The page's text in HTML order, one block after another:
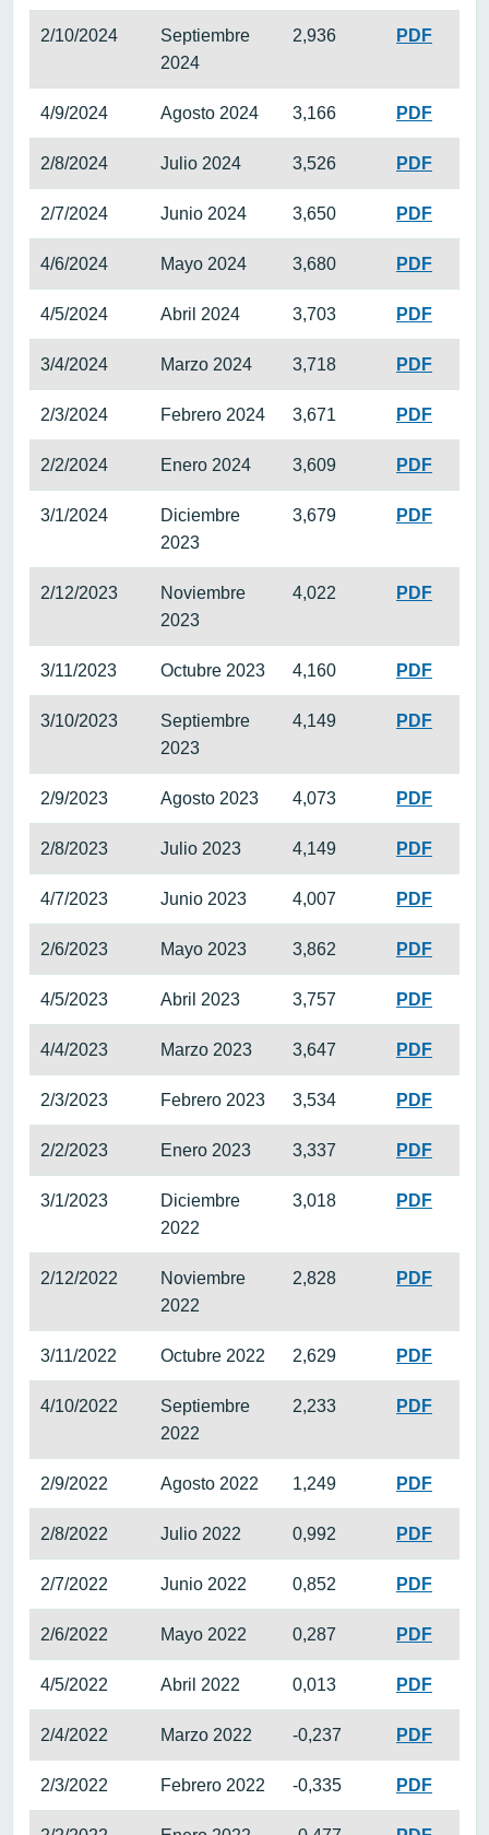
2/10/2024
Septiembre
2024
2,936 PDF
4/9/2024 Agosto 2024 3,166 PDF
2/8/2024 Julio 2024 3,526 PDF
2/7/2024 Junio 2024 3,650 PDF
4/6/2024 Mayo 2024 3,680 PDF
4/5/2024 Abril 2024 3,703 PDF
3/4/2024 Marzo 2024 3,718 PDF
2/3/2024 Febrero 2024 3,671 PDF
2/2/2024 Enero 2024 3,609 PDF
3/1/2024
Diciembre
2023
3,679 PDF
2/12/2023
Noviembre
2023
4,022 PDF
3/11/2023 Octubre 2023 4,160 PDF
3/10/2023
Septiembre
2023
4,149 PDF
2/9/2023 Agosto 2023 4,073 PDF
2/8/2023 Julio 2023 4,149 PDF
4/7/2023 Junio 2023 4,007 PDF
2/6/2023 Mayo 2023 3,862 PDF
4/5/2023 Abril 2023 3,757 PDF
4/4/2023 Marzo 2023 3,647 PDF
2/3/2023 Febrero 2023 3,534 PDF
2/2/2023 Enero 2023 3,337 PDF
3/1/2023
Diciembre
2022
3,018 PDF
2/12/2022
Noviembre
2022
2,828 PDF
3/11/2022 Octubre 2022 2,629 PDF
4/10/2022
Septiembre
2022
2,233 PDF
2/9/2022 Agosto 2022 1,249 PDF
2/8/2022 Julio 2022 0,992 PDF
2/7/2022 Junio 2022 0,852 PDF
2/6/2022 Mayo 2022 0,287 PDF
4/5/2022 Abril 2022 0,013 PDF
2/4/2022 Marzo 2022 -0,237 PDF
2/3/2022 Febrero 2022 -0,335 PDF